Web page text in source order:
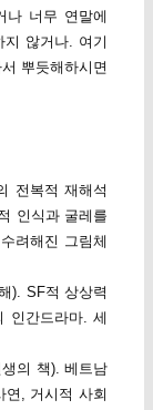
나 너무 연말에
않거나. 여기
뿌듯해하시면
전복적 재해석
인식과 굴레를
려해진 그림체
). SF적 상상력
인간드라마. 세
의 책). 베트남
, 거시적 사회